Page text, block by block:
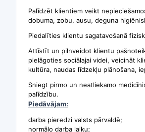
Palīdzēt klientiem veikt
dobuma, zobu, ausu, deguna
Piedalīties klientu sagatavošanā
Attīstīt un pilnveidot klientu
pielāgoties sociālajai videi, veicināt
kultūra, naudas līdzekļu plānošana,
Sniegt pirmo un neatliekamo
palīdzību.
Piedāvājam:
darba pieredzi valsts pārvaldē;
normālo darba laiku;